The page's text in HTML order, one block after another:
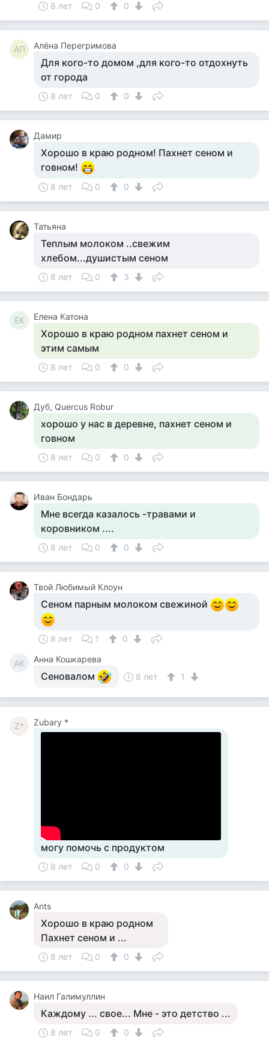
8 лет 0 0
АП Алёна Перегримова
Для кого-то домом ,для кого-то отдохнуть
от города
8 лет 0 0
Дамир
Хорошо в краю родном! Пахнет сеном и
говном!
8 лет 0 0
Татьяна
Теплым молоком ..свежим
хлебом...душистым сеном
8 лет 0 3
ЕК Елена Катона
Хорошо в краю родном пахнет сеном и
этим самым
8 лет 0 0
Дуб, Quercus Robur
хорошо у нас в деревне, пахнет сеном и
говном
8 лет 0 0
Иван Бондарь
Мне всегда казалось -травами и
коровником ....
8 лет 0 0
Твой Любимый Клоун
Сеном парным молоком свежиной
8 лет 1 0
АК Анна Кошкарева
Сеновалом 8 лет 1
Z* Zubary *
могу помочь с продуктом
8 лет 0 0
Ants
Хорошо в краю родном
Пахнет сеном и ...
8 лет 0 0
Наил Галимуллин
Каждому ... свое... Мне - это детство ...
8 лет 0 0